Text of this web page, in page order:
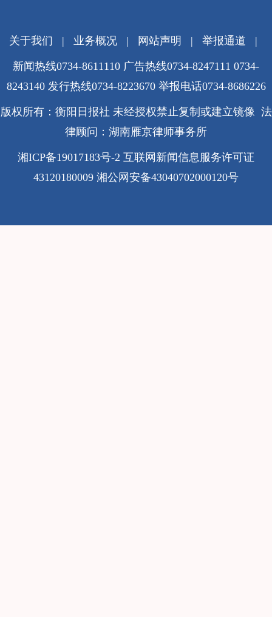
关于我们 | 业务概况| 网站声明 | 举报通道 |
新闻热线0734-8611110 广告热线0734-8247111 0734-
8243140 发行热线0734-8223670 举报电话0734-8686226
版权所有：衡阳日报社 未经授权禁止复制或建立镜像 法
律顾问：湖南雁京律师事务所
湘ICP备19017183号-2 互联网新闻信息服务许可证
43120180009 湘公网安备43040702000120号